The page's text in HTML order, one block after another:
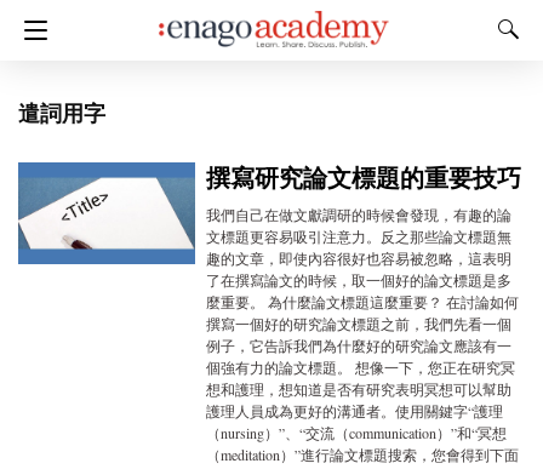
遣詞用字
撰寫研究論文標題的重要技巧
我們自己在做文獻調研的時候會發現，有趣的論
文標題更容易吸引注意力。反之那些論文標題無
趣的文章，即使內容很好也容易被忽略，這表明
了在撰寫論文的時候，取一個好的論文標題是多
麼重要。 為什麼論文標題這麼重要？ 在討論如何
撰寫一個好的研究論文標題之前，我們先看一個
例子，它告訴我們為什麼好的研究論文應該有一
個強有力的論文標題。 想像一下，您正在研究冥
想和護理，想知道是否有研究表明冥想可以幫助
護理人員成為更好的溝通者。使用關鍵字“護理
（nursing）”、“交流（communication）”和“冥想
（meditation）”進行論文標題搜索，您會得到下面